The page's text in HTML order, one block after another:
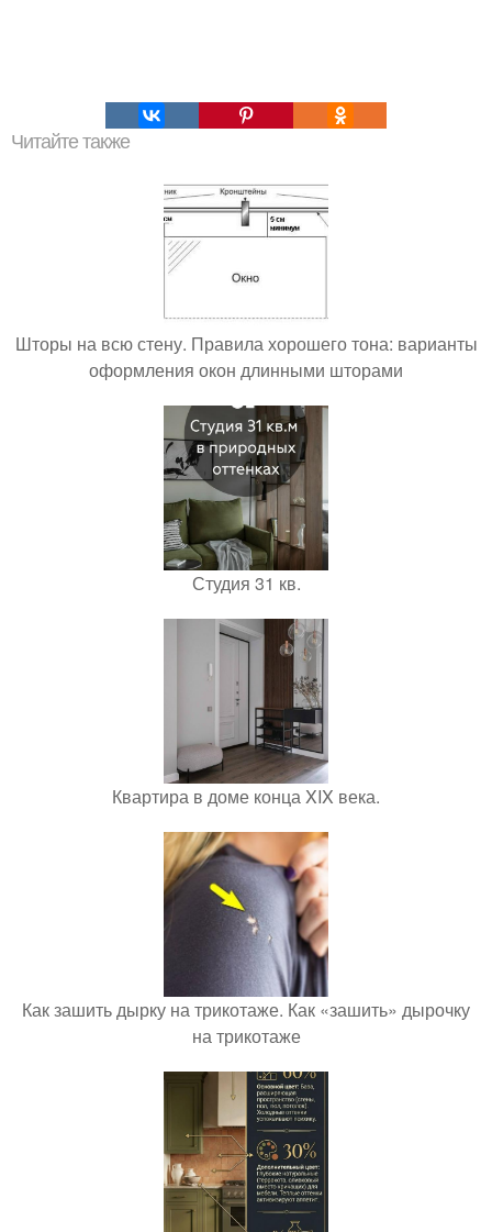
Читайте также
Шторы на всю стену. Правила хорошего тона: варианты
оформления окон длинными шторами
Студия 31 кв.
Квартира в доме конца XIX века.
Как зашить дырку на трикотаже. Как «зашить» дырочку
на трикотаже